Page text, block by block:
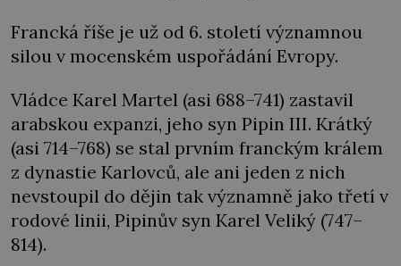
Francká říše je už od 6. století významnou
silou v mocenském uspořádání Evropy.
Vládce Karel Martel (asi 688–741) zastavil
arabskou expanzi, jeho syn Pipin III. Krátký
(asi 714–768) se stal prvním franckým králem
z dynastie Karlovců, ale ani jeden z nich
nevstoupil do dějin tak významně jako třetí v
rodové linii, Pipinův syn Karel Veliký (747–
814).